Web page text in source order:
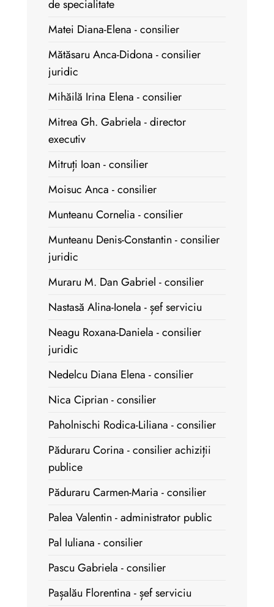
de specialitate
Matei Diana-Elena - consilier
Mătăsaru Anca-Didona - consilier
juridic
Mihăilă Irina Elena - consilier
Mitrea Gh. Gabriela - director
executiv
Mitruți Ioan - consilier
Moisuc Anca - consilier
Munteanu Cornelia - consilier
Munteanu Denis-Constantin - consilier
juridic
Muraru M. Dan Gabriel - consilier
Nastasă Alina-Ionela - șef serviciu
Neagu Roxana-Daniela - consilier
juridic
Nedelcu Diana Elena - consilier
Nica Ciprian - consilier
Paholnischi Rodica-Liliana - consilier
Păduraru Corina - consilier achiziții
publice
Păduraru Carmen-Maria - consilier
Palea Valentin - administrator public
Pal Iuliana - consilier
Pascu Gabriela - consilier
Pașalău Florentina - șef serviciu